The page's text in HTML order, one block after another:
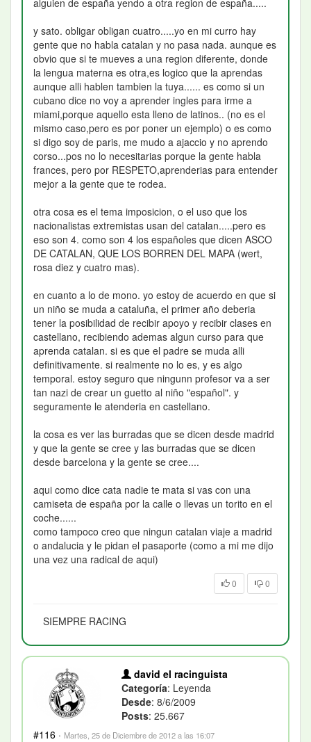
alguien de españa yendo a otra region de españa.....
y sato. obligar obligan cuatro.....yo en mi curro hay
gente que no habla catalan y no pasa nada. aunque es
obvio que si te mueves a una region diferente, donde
la lengua materna es otra,es logico que la aprendas
aunque alli hablen tambien la tuya...... es como si un
cubano dice no voy a aprender ingles para irme a
miami,porque aquello esta lleno de latinos.. (no es el
mismo caso,pero es por poner un ejemplo) o es como
si digo soy de paris, me mudo a ajaccio y no aprendo
corso...pos no lo necesitarias porque la gente habla
frances, pero por RESPETO,aprenderias para entender
mejor a la gente que te rodea.
otra cosa es el tema imposicion, o el uso que los
nacionalistas extremistas usan del catalan.....pero es
eso son 4. como son 4 los españoles que dicen ASCO
DE CATALAN, QUE LOS BORREN DEL MAPA (wert,
rosa diez y cuatro mas).
en cuanto a lo de mono. yo estoy de acuerdo en que si
un niño se muda a cataluña, el primer año deberia
tener la posibilidad de recibir apoyo y recibir clases en
castellano, recibiendo ademas algun curso para que
aprenda catalan. si es que el padre se muda alli
definitivamente. si realmente no lo es, y es algo
temporal. estoy seguro que ningunn profesor va a ser
tan nazi de crear un guetto al niño "español". y
seguramente le atenderia en castellano.
la cosa es ver las burradas que se dicen desde madrid
y que la gente se cree y las burradas que se dicen
desde barcelona y la gente se cree....
aqui como dice cata nadie te mata si vas con una
camiseta de españa por la calle o llevas un torito en el
coche......
como tampoco creo que ningun catalan viaje a madrid
o andalucia y le pidan el pasaporte (como a mi me dijo
una vez una radical de aqui)
0 0
SIEMPRE RACING
david el racinguista
Categoría: Leyenda
Desde: 8/6/2009
Posts: 25.667
#116 · Martes, 25 de Diciembre de 2012 a las 16:07